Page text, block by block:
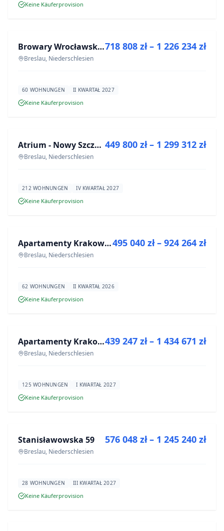
Keine Käuferprovision
NEUBAU Browary Wrocławskie bud BR1, BR2
Breslau, Niederschlesien
718 808 zł – 1 226 234 zł
60 WOHNUNGEN II KWARTAŁ 2027
Keine Käuferprovision
NEUBAU Atrium - Nowy Szczepin
Breslau, Niederschlesien
449 800 zł – 1 299 312 zł
212 WOHNUNGEN IV KWARTAŁ 2027
Keine Käuferprovision
NEUBAU Apartamenty Krakowska 8
Breslau, Niederschlesien
495 040 zł – 924 264 zł
62 WOHNUNGEN II KWARTAŁ 2026
Keine Käuferprovision
NEUBAU Apartamenty Krakowska 6
Breslau, Niederschlesien
439 247 zł – 1 434 671 zł
125 WOHNUNGEN I KWARTAŁ 2027
Keine Käuferprovision
NEUBAU
Stanisławowska 59
Breslau, Niederschlesien
576 048 zł – 1 245 240 zł
28 WOHNUNGEN III KWARTAŁ 2027
Keine Käuferprovision